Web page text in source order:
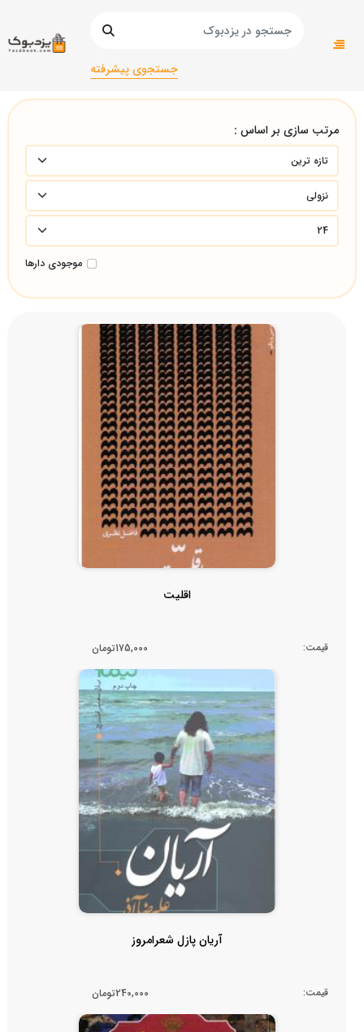
جستجوی پیشرفته
صفحه اصلی
مرتب سازی بر اساس :
موجودی دارها
اقلیت
قیمت: 175,000تومان
آریان پازل شعرامروز
قیمت: 240,000تومان